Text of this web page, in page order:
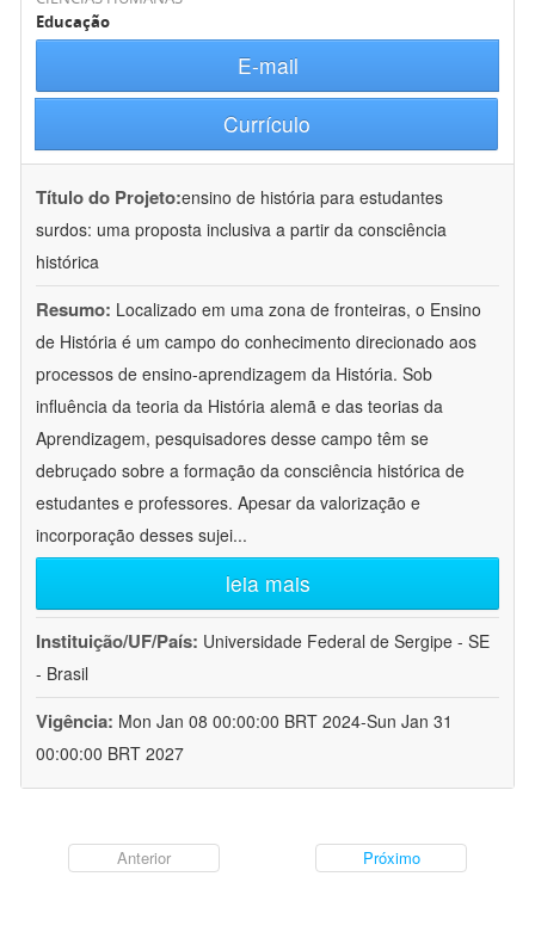
Educação
E-mail
Currículo
Título do Projeto:ensino de história para estudantes
surdos: uma proposta inclusiva a partir da consciência
histórica
Resumo: Localizado em uma zona de fronteiras, o Ensino
de História é um campo do conhecimento direcionado aos
processos de ensino-aprendizagem da História. Sob
influência da teoria da História alemã e das teorias da
Aprendizagem, pesquisadores desse campo têm se
debruçado sobre a formação da consciência histórica de
estudantes e professores. Apesar da valorização e
incorporação desses sujei...
leia mais
Instituição/UF/País: Universidade Federal de Sergipe - SE
- Brasil
Vigência: Mon Jan 08 00:00:00 BRT 2024-Sun Jan 31
00:00:00 BRT 2027
Anterior Próximo